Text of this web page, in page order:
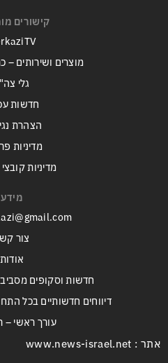
קישורים
מוצרים ושירותים –
גלי
חדשות
הצהרת
מדיניות
מדיניות קובצי Cookie
מידע
צור
אודות
חדשות וסקופים מסביב
דיווחים חדשותיים בכל
עורך ראשי –
אתר : www.news-israel.net